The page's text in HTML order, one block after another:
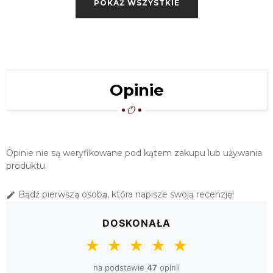
109,00 zł
OWALNY OBRUS Z GIPIURĄ 130X180
109,00 zł
LNIANOPODOBNY NOEL III 135X180 B
SZARY OBRUS Z GIPIURĄ 130X180
115,00 zł
OBRUS GIPIUROWY 130X180 BEŻOWY
POKAŻ WSZYSTKIE
Opinie
Opinie nie są weryfikowane pod kątem zakupu lub używania
produktu.
 Bądź pierwszą osobą, która napisze swoją recenzję!
DOSKONAŁA
★ ★ ★ ★ ★
na podstawie 47 opinii